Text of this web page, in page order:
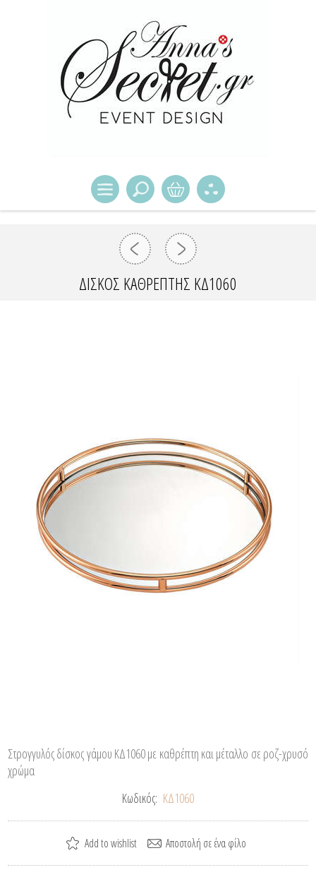
ΔΙΣΚΟΣ ΚΑΘΡΕΠΤΗΣ ΚΔ1060
Στρογγυλός δίσκος γάμου ΚΔ1060 με καθρέπτη και μέταλλο σε ροζ-χρυσό
χρώμα
Κωδικός: ΚΔ1060